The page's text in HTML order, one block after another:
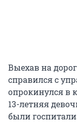
Выехав на
справился с
опрокинулся в
13-летняя
были